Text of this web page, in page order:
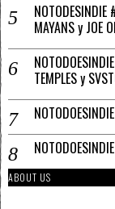
MAYANS y JOE
TEMPLES y
ABOUT US